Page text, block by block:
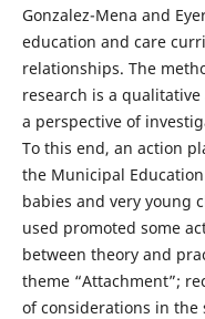
Gonzalez-Mena and
education and care
relationships. The
research is a
a perspective of
To this end, an action
the Municipal
babies and very young
used promoted some
between theory and
theme “Attachment”;
of considerations in